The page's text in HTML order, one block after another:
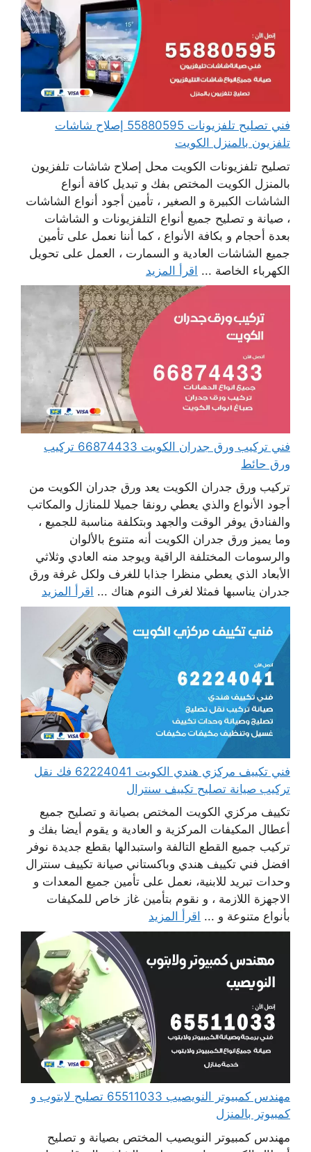
فني تصليح تلفزيونات 55880595 إصلاح شاشات
تلفزيون بالمنزل الكويت
تصليح تلفزيونات الكويت محل إصلاح شاشات تلفزيون
بالمنزل الكويت المختص بفك و تبديل كافة أنواع
الشاشات الكبيرة و الصغير ، تأمين أجود أنواع الشاشات
، صيانة و تصليح جميع أنواع التلفزيونات و الشاشات
بعدة أحجام و بكافة الأنواع ، كما أننا نعمل على تأمين
جميع الشاشات العادية و السمارت ، العمل على تحويل
الكهرباء الخاصة ... اقرأ المزيد
فني تركيب ورق جدران الكويت 66874433 تركيب
ورق حائط
تركيب ورق جدران الكويت يعد ورق جدران الكويت من
أجود الأنواع والذي يعطي رونقا جميلا للمنازل والمكاتب
والفنادق يوفر الوقت والجهد وبتكلفة مناسبة للجميع ،
وما يميز ورق جدران الكويت أنه متنوع بالألوان
والرسومات المختلفة الراقية ويوجد منه العادي وثلاثي
الأبعاد الذي يعطي منظرا جذابا للغرف ولكل غرفة ورق
جدران يناسبها فمثلا لغرف النوم هناك ... اقرأ المزيد
فني تكييف مركزي هندي الكويت 62224041 فك نقل
تركيب صيانة تصليح تكييف سنترال
تكييف مركزي الكويت المختص بصيانة و تصليح جميع
أعطال المكيفات المركزية و العادية و يقوم أيضا بفك و
تركيب جميع القطع التالفة واستبدالها بقطع جديدة نوفر
افضل فني تكييف هندي وباكستاني صيانة تكييف سنترال
وحدات تبريد للابنية، نعمل على تأمين جميع المعدات و
الاجهزة اللازمة ، و نقوم بتأمين غاز خاص للمكيفات
بأنواع متنوعة و ... اقرأ المزيد
مهندس كمبيوتر النويصيب 65511033 تصليح لابتوب و
كمبيوتر بالمنزل
مهندس كمبيوتر النويصيب المختص بصيانة و تصليح